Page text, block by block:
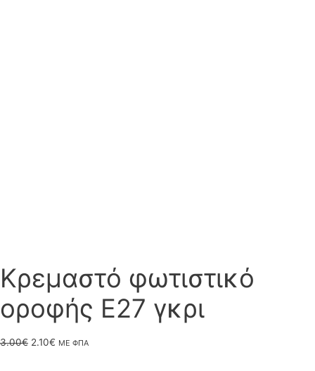
Κρεμαστό φωτιστικό
οροφής E27 γκρι
3.00€ Original
2.10€ ΗΜΕ ΦΠΑ